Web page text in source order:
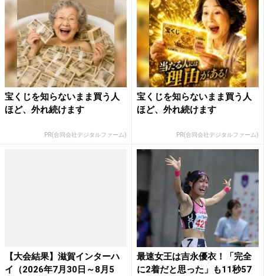
宝くじを知らないまま買う人
ほど、外れ続けます
PR(合同会社デジタルファーム)
宝くじを知らないまま買う人
ほど、外れ続けます
PR(合同会社デジタルファーム)
【大会結果】滋賀インターハ
イ（2026年7月30日～8月5
最速女王は吉永優衣！「完全
に2着だと思った」も11秒57